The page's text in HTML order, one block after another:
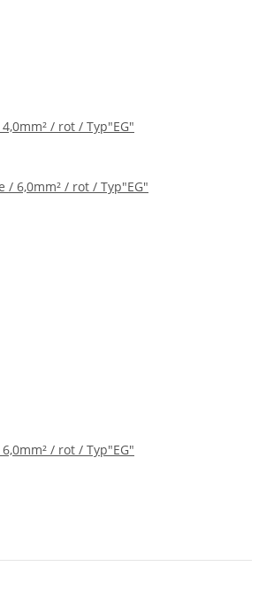
/ rot / Typ"EG"
/ rot / Typ"EG"